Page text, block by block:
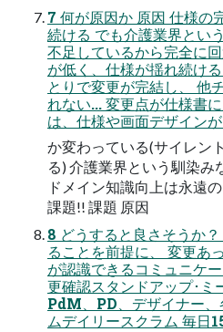
7 何が原因か 原因 仕様の
続ける でも介護業界とい
不足しているから完全に
が低く、仕様が揺れ続け
とりで変更が完結し、 他
れない... 変更点が仕様書
は、仕様や画面デザイン
か変わっている(サイレン
る) 介護業界という馴染
ドメイン知識向上は永遠
課題!! 課題 原因
8 どうすると良さそうか
ることを前提に、 変更あ
が認識できるコミュニケ
更確認スタンドアップ･ミ
PdM、PD、デザイナー
ムデイリースクラム 毎日